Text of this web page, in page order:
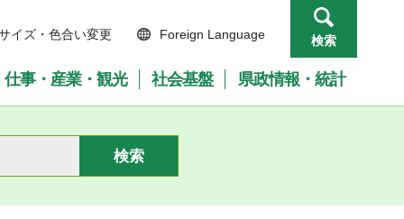
イズ・色合い変更 Foreign Language 検索
仕事・産業・観光 社会基盤 県政情報・統計